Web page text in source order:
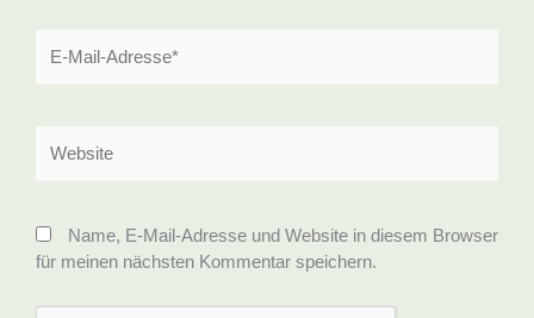
Mail-
Name, E-Mail-Adresse und Website in diesem Browser
für meinen nächsten Kommentar speichern.